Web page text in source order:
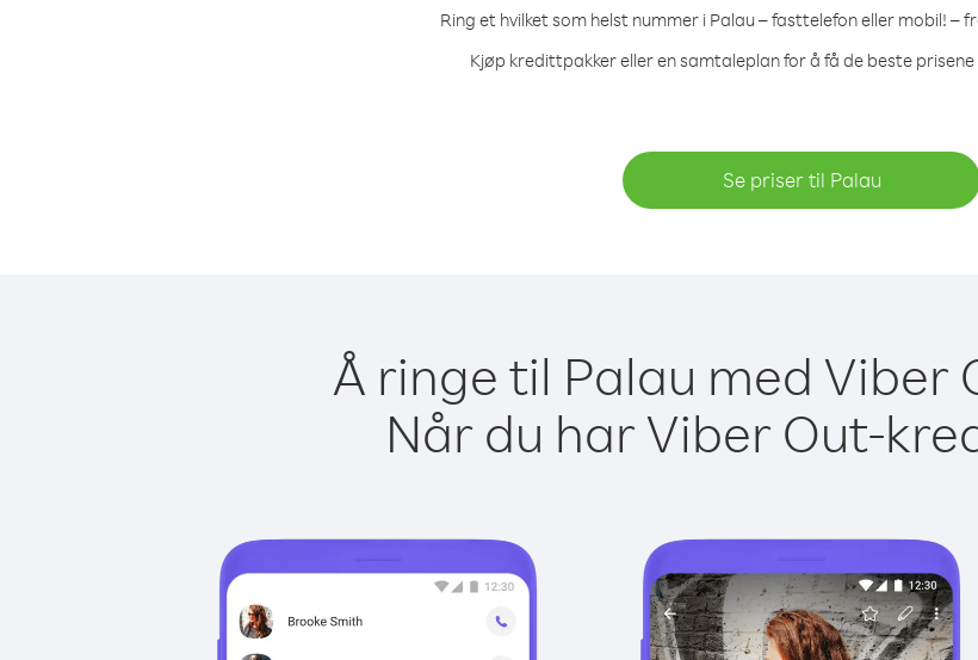
Ring et hvilket som helst nummer i Palau – fasttelefon eller mobil! –
Kjøp kredittpakker eller en samtaleplan for å få de beste
Se priser til Palau
Å ringe til Palau med Viber
Når du har Viber Out-